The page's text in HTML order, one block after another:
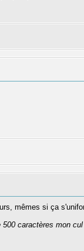
mêmes si ça
caractères mon cul